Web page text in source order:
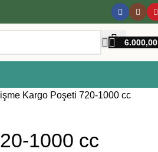
6.000,00
Kargo Poşeti 720-1000 cc
1000 cc